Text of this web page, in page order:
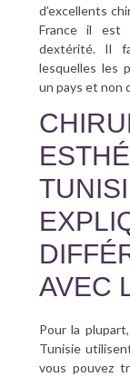
d’excellents
France il est
dextérité. Il
lesquelles les
un pays et non
AVEC
Pour la
Tunisie
vous pouvez